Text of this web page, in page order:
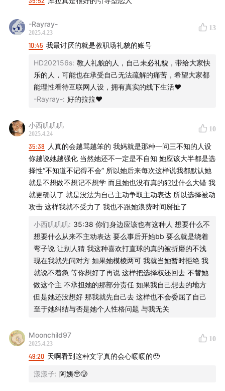
-Rayray-
2025.4.23
13
10:45 我最讨厌的就是教职场礼貌的账号
HD202156s: 教人礼貌的人，自己未必礼貌，带给大家快
乐的人，可能也在承受自己无法疏解的痛苦，希望大家都
能理性看待互联网人设，拥有真实的线下生活❤️
-Rayray-: 好的拉拉❤️
小西叽叽叽
2025.4.24
10
35:38 人真的会越骂越笨的 我妈就是那种一问三不知的人设
你越说她越强化 当然她还不一定是不自知 她应该大半都是选
择性“不知道不记得不会” 所以她后来每次这样说我都默认她
就是不想做不想记不想学 而且她也没有真的犯过什么大错 我
就更确认了 就是没法为自己主动争取主动表达 所以选择被动
攻击 这样我就不受力了 我也不跟她浪费时间掰扯了
小西叽叽叽: 35:38 你们身边应该也有这种人 想要什么不
想要什么从来不主动表达 要么事后开始bb 要么就是绕着
弯子说 让别人猜 我这种喜欢打直球的真的被折磨的不浅
现在我就先问对方 如果她模棱两可 我就当她暂时拒绝 我
就说不着急 等你想好了再说 这样把选择权还回去 不替她
做这个主 不承担她的那部分责任 如果我自己想去的地方
但是她还没想好 那我就先自己去 这样也不会委屈了自己
至于她纠结与否是她个人性格问题 与我无关
Moonchild97
2025.4.23
10
49:20 天啊看到这种文字真的会心暖暖的🥹
漾漾子: 阿姨🥹🥲